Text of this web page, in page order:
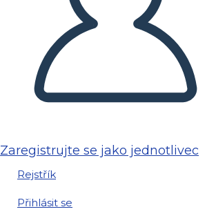
Zaregistrujte se jako jednotlivec
Rejstřík
Přihlásit se